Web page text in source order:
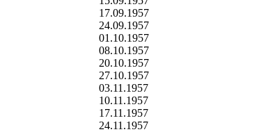
17.09.1957
24.09.1957
01.10.1957
08.10.1957
20.10.1957
27.10.1957
03.11.1957
10.11.1957
17.11.1957
24.11.1957